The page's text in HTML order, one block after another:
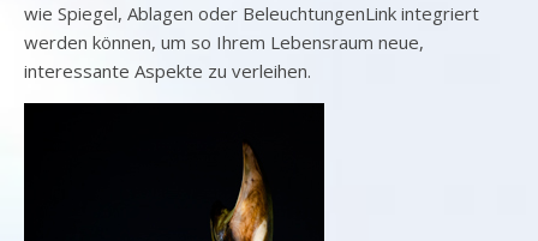
wie Spiegel, Ablagen oder BeleuchtungenLink integriert
werden können, um so Ihrem Lebensraum neue,
interessante Aspekte zu verleihen.